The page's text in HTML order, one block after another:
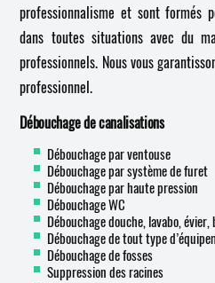
professionnalisme et sont formés
dans toutes situations avec du
professionnels. Nous vous
professionnel.
Débouchage de canalisations
Débouchage par ventouse
Débouchage par système de furet
Débouchage par haute pression
Débouchage WC
Débouchage douche, lavabo,
Débouchage de tout type
Débouchage de fosses
Suppression des racines